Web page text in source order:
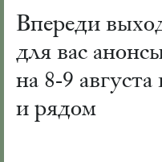
Впереди
для вас
на 8-9
и рядом